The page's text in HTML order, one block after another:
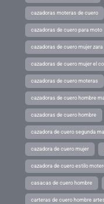
cazadoras moteras de cuero
cazadoras de cuero para moto
cazadoras de cuero mujer zara
cazadoras de cuero mujer el
cazadoras de cuero moteras
cazadoras de cuero hombre
cazadoras de cuero hombre
cazadora de cuero segunda
cazadora de cuero mujer
cazadora de cuero estilo
casacas de cuero hombre
carteras de cuero hombre